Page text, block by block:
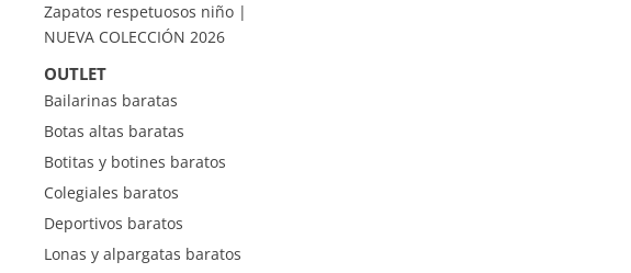
Zapatos respetuosos niño |
NUEVA COLECCIÓN 2026
OUTLET
Bailarinas baratas
Botas altas baratas
Botitas y botines baratos
Colegiales baratos
Deportivos baratos
Lonas y alpargatas baratos